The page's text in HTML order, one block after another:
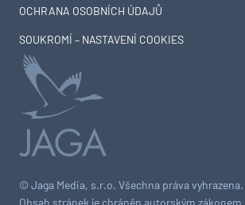
© Jaga Media, s.r.o. Všechna práva vyhrazena.
Obsah stránek je chráněn autorským zákonem.
OCHRANA OSOBNÍCH ÚDAJŮ
SOUKROMÍ – NASTAVENÍ COOKIES